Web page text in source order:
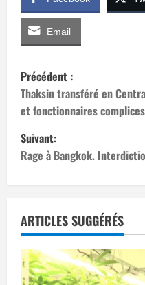
Email
N
a
v
i
g
a
t
i
Précédent :
Thaksin transféré en
et fonctionnaires complices
Suivant:
Rage à Bangkok.
ARTICLES SUGGÉRÉS